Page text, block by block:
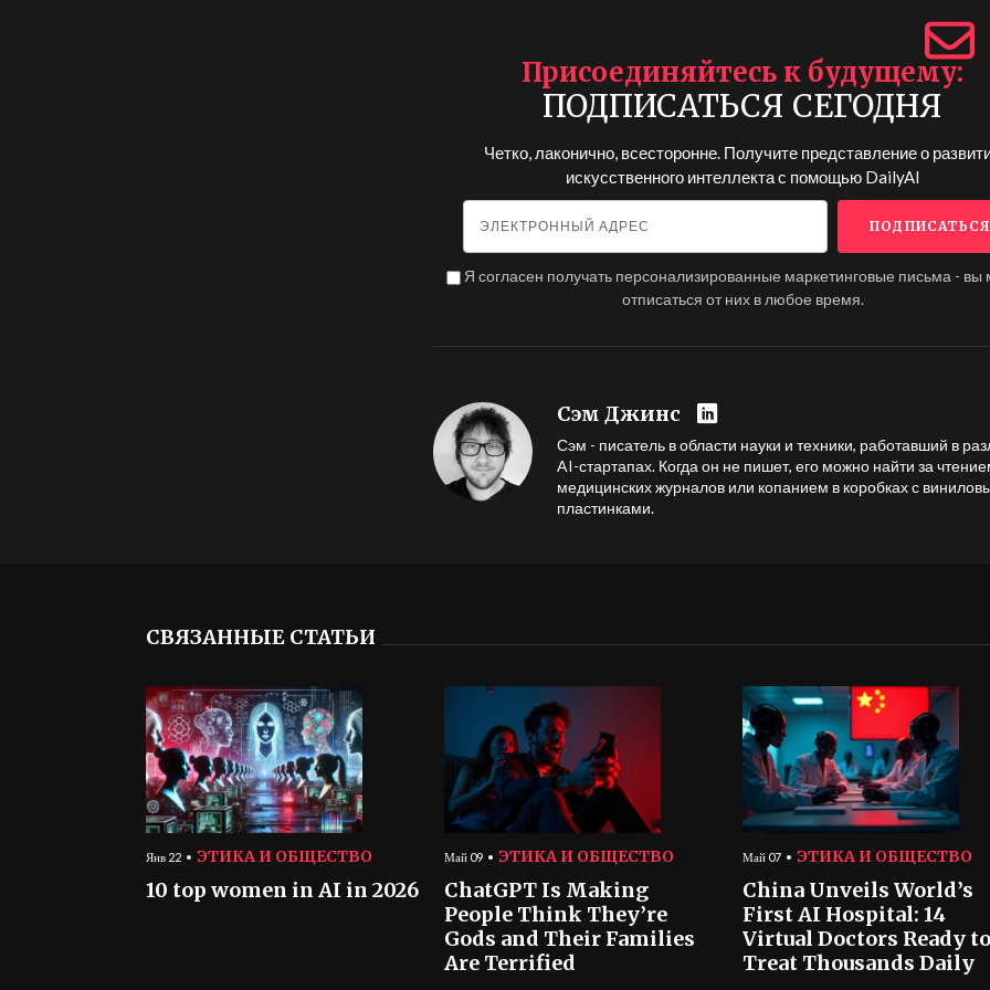
Присоединяйтесь к будущему
ПОДПИСАТЬСЯ СЕГОДНЯ
Четко, лаконично, всесторонне. Получите представление о
искусственного интеллекта с помощью DailyAI
Я согласен получать персонализированные маркетинговые письма - вы
отписаться от них в любое время.
Сэм Джинс
Сэм - писатель в области науки и техники, работавший в
AI-стартапах. Когда он не пишет, его можно найти за
медицинских журналов или копанием в коробках с
пластинками.
СВЯЗАННЫЕ СТАТЬИ
Янв 22 ЭТИКА И ОБЩЕСТВО
10 top women in AI in 2026
Май 09 ЭТИКА И ОБЩЕСТВО
ChatGPT Is Making
People Think They’re
Gods and Their Families
Are Terrified
Май 07 ЭТИКА И ОБЩЕСТВО
China Unveils World’s
First AI Hospital: 14
Virtual Doctors Ready to
Treat Thousands Daily